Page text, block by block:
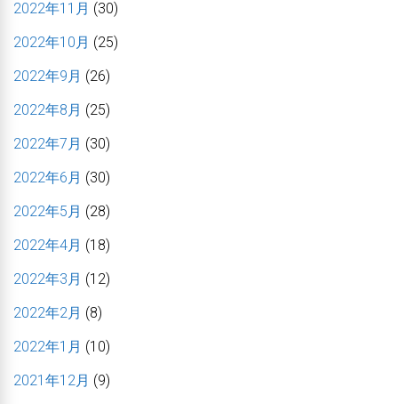
2022年11月 (30)
2022年10月 (25)
2022年9月 (26)
2022年8月 (25)
2022年7月 (30)
2022年6月 (30)
2022年5月 (28)
2022年4月 (18)
2022年3月 (12)
2022年2月 (8)
2022年1月 (10)
2021年12月 (9)